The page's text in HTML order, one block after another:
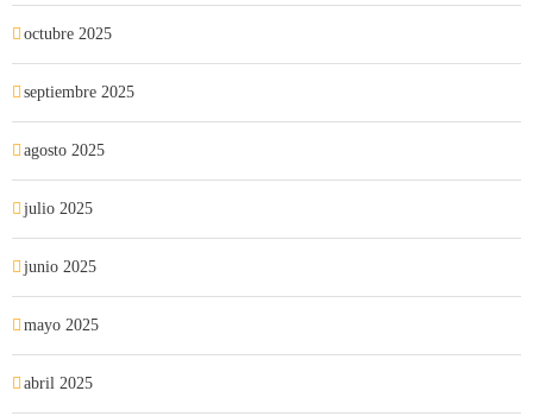
octubre 2025
septiembre 2025
agosto 2025
julio 2025
junio 2025
mayo 2025
abril 2025